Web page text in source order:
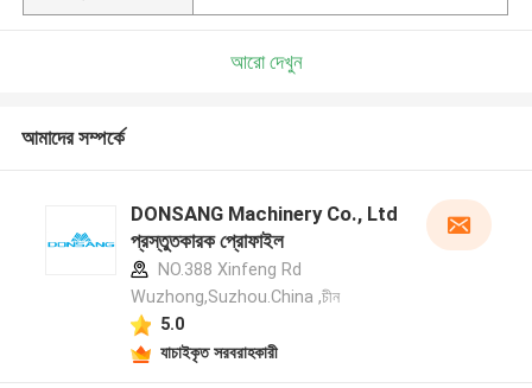
আরো দেখুন
আমাদের সম্পর্কে
DONSANG Machinery Co., Ltd
প্রস্তুতকারক প্রোফাইল
NO.388 Xinfeng Rd
Wuzhong,Suzhou.China ,চীন
5.0
যাচাইকৃত সরবরাহকারী